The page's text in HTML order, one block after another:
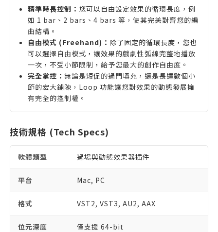
精準時長控制： 您可以自由設定效果的循環長度，例
如 1 bar、2 bars、4 bars 等，使其完美對齊您的編
曲結構。
自由模式 (Freehand)： 除了固定的循環長度，您也
可以選擇自由模式，讓效果的戲劇性弧線完整地播放
一次，不受小節限制，給予您最大的創作自由度。
完全掌控： 無論是短促的過門填充，還是長達數個小
節的宏大鋪陳，Loop 功能讓您對效果的動態發展擁
有完全的控制權。
技術規格 (Tech Specs)
軟體類型 過場與動態效果器插件
平台 Mac, PC
格式 VST2, VST3, AU2, AAX
位元深度 僅支援 64-bit